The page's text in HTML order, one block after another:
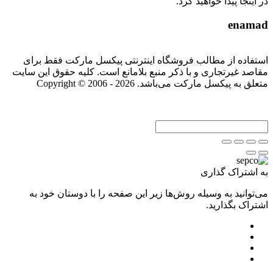
enamad
استفاده از مطالب فروشگاه اینترنتی پیکسل مارکت فقط برای
مقاصد غیرتجاری و با ذکر منبع بلامانع است. کلیه حقوق این سایت
متعلق به پیکسل مارکت می‌باشد. Copyright © 2006 - 2026
به اشتراک گذاری
می‌توانید به وسیله روش‌ها زیر این صفحه را با دوستان خود به
اشتراک بگذارید.